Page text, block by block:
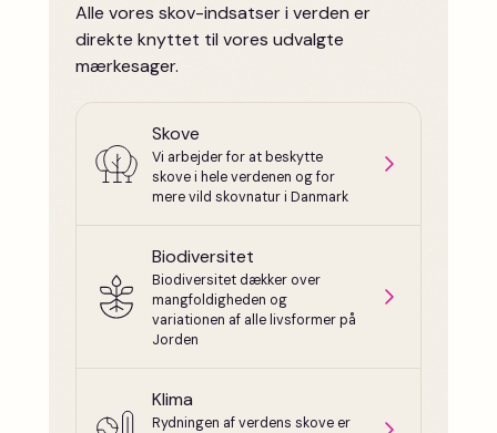
Alle vores skov-indsatser i verden er
direkte knyttet til vores udvalgte
mærkesager.
Skove
Vi arbejder for at beskytte
skove i hele verdenen og for
mere vild skovnatur i Danmark
Biodiversitet
Biodiversitet dækker over
mangfoldigheden og
variationen af alle livsformer på
Jorden
Klima
Rydningen af verdens skove er